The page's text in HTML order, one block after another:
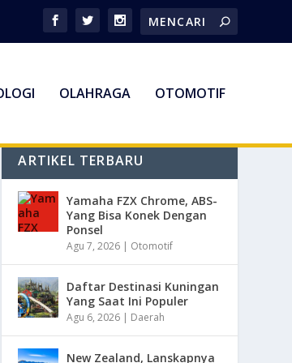
OLAHRAGA OTOMOTIF
ARTIKEL TERBARU
Yamaha FZX Chrome, ABS-
Yang Bisa Konek Dengan
Ponsel
Agu 7, 2026 | Otomotif
Daftar Destinasi Kuningan
Yang Saat Ini Populer
Agu 6, 2026 | Daerah
New Zealand, Lanskapnya